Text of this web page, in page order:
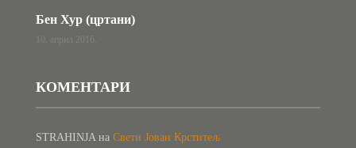
Бен Хур (цртани)
10. април 2016.
КОМЕНТАРИ
STRAHINJAна Свети Јован Крститељ